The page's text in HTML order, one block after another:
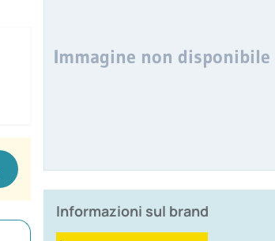
Immagine non disponibile
Informazioni sul brand